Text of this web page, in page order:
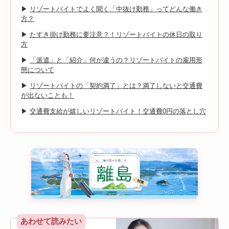
▶ リゾートバイトでよく聞く「中抜け勤務」ってどんな働き
方？
▶ たすき掛け勤務に要注意？！リゾートバイトの休日の取り
方
▶
「派遣」と「紹介」何が違うの？リゾートバイトの雇用形
態について
▶ リゾートバイトの「契約満了」とは？満了しないと交通費
が出ないことも！
▶ 交通費支給が嬉しいリゾートバイト！交通費0円の落とし穴
あわせて読みたい